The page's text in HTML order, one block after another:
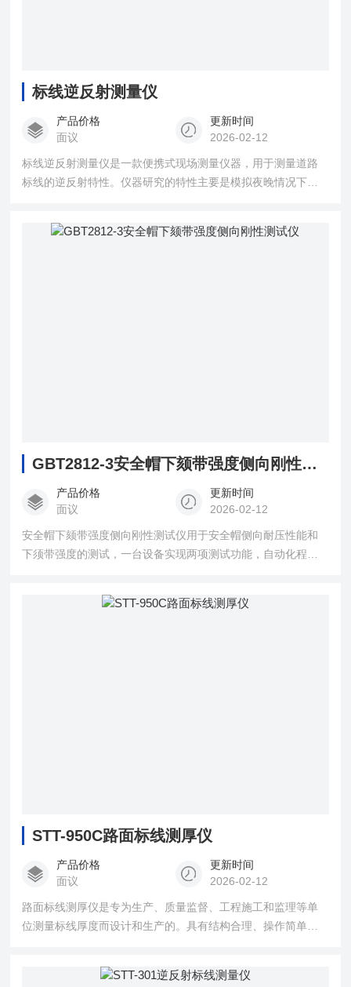
标线逆反射测量仪
产品价格
面议
更新时间
2026-02-12
标线逆反射测量仪是一款便携式现场测量仪器，用于测量道路
标线的逆反射特性。仪器研究的特性主要是模拟夜晚情况下机
GBT2812-3安全帽下颏带强度侧向刚性测试仪
产品价格
面议
更新时间
2026-02-12
安全帽下颏带强度侧向刚性测试仪用于安全帽侧向耐压性能和
下须带强度的测试，一台设备实现两项测试功能，自动化程度
STT-950C路面标线测厚仪
产品价格
面议
更新时间
2026-02-12
路面标线测厚仪是专为生产、质量监督、工程施工和监理等单
位测量标线厚度而设计和生产的。具有结构合理、操作简单、